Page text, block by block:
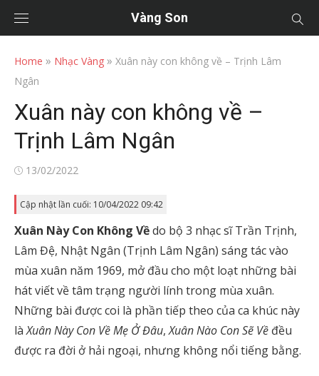
Vàng Son
Home » Nhạc Vàng » Xuân này con không về – Trịnh Lâm
Ngân
Xuân này con không về –
Trịnh Lâm Ngân
Posted
13/02/2022
Cập nhật lần cuối: 10/04/2022 09:42
Xuân Này Con Không Vềdo bộ 3 nhạc sĩ Trần Trịnh,
Lâm Đệ, Nhật Ngân (Trịnh Lâm Ngân) sáng tác vào
mùa xuân năm 1969, mở đầu cho một loạt những bài
hát viết về tâm trạng người lính trong mùa xuân.
Những bài được coi là phần tiếp theo của ca khúc này
làXuân Này Con Về Mẹ Ở Đâu,Xuân Nào Con Sẽ Về đều
được ra đời ở hải ngoại, nhưng không nổi tiếng bằng.